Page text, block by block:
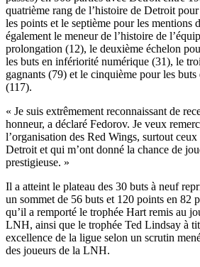
quatrième rang de l’histoire de Detroit
les points et le septième pour les mentions
également le meneur de l’histoire de
prolongation (12), le deuxième échelon
les buts en infériorité numérique (31), le
gagnants (79) et le cinquième pour les
(117).
« Je suis extrêmement reconnaissant de
honneur, a déclaré Fedorov. Je veux
l’organisation des Red Wings, surtout
Detroit et qui m’ont donné la chance de
prestigieuse. »
Il a atteint le plateau des 30 buts à neuf
un sommet de 56 buts et 120 points en 82
qu’il a remporté le trophée Hart remis au
LNH, ainsi que le trophée Ted Lindsay à
excellence de la ligue selon un scrutin
des joueurs de la LNH.